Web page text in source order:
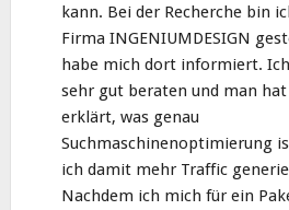
kann. Bei der Recherche bin
Firma INGENIUMDESIGN
habe mich dort informiert.
sehr gut beraten und man
erklärt, was genau
Suchmaschinenoptimierung
ich damit mehr Traffic
Nachdem ich mich für ein